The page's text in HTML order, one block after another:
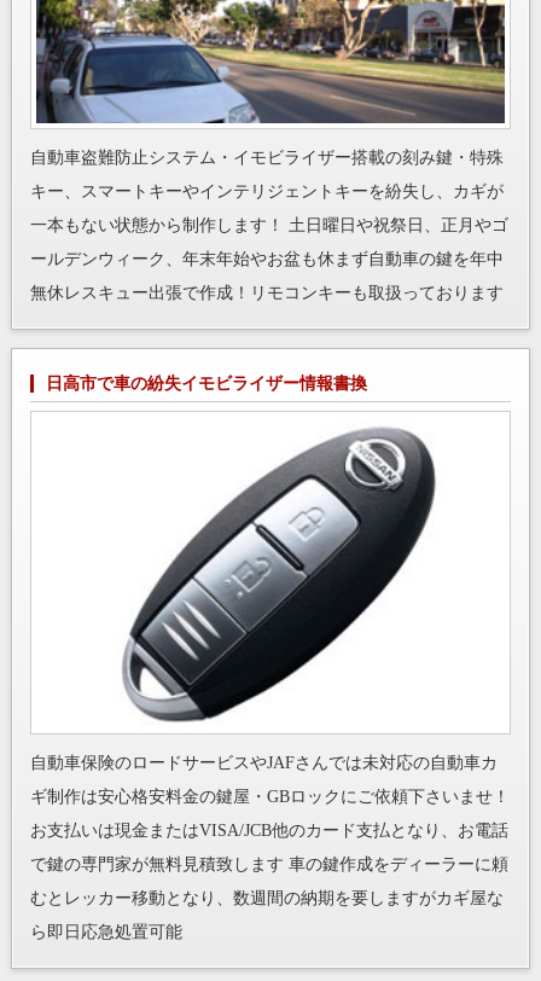
自動車盗難防止システム・イモビライザー搭載の刻み鍵・特殊
キー、スマートキーやインテリジェントキーを紛失し、カギが
一本もない状態から制作します！ 土日曜日や祝祭日、正月やゴ
ールデンウィーク、年末年始やお盆も休まず自動車の鍵を年中
無休レスキュー出張で作成！リモコンキーも取扱っております
日高市で車の紛失イモビライザー情報書換
自動車保険のロードサービスやJAFさんでは未対応の自動車カ
ギ制作は安心格安料金の鍵屋・GBロックにご依頼下さいませ！
お支払いは現金またはVISA/JCB他のカード支払となり、お電話
で鍵の専門家が無料見積致します 車の鍵作成をディーラーに頼
むとレッカー移動となり、数週間の納期を要しますがカギ屋な
ら即日応急処置可能